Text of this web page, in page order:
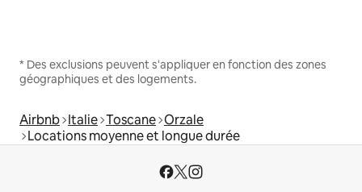
* Des exclusions peuvent s'appliquer en fonction des zones
géographiques et des logements.
Airbnb Italie Toscane Orzale
Locations moyenne et longue durée